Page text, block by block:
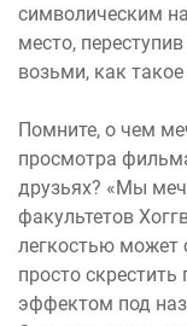
символическим
место,
возьми, как
Помните, о чем
просмотра
друзьях? «Мы
факультетов
легкостью может
просто
эффектом под